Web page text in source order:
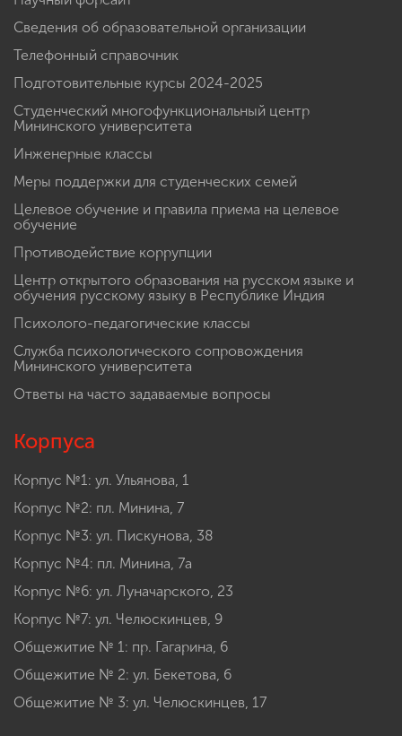
Сведения об образовательной организации
Телефонный справочник
Подготовительные курсы 2024-2025
Студенческий многофункциональный центр
Мининского университета
Инженерные классы
Меры поддержки для студенческих семей
Целевое обучение и правила приема на целевое
обучение
Противодействие коррупции
Центр открытого образования на русском языке и
обучения русскому языку в Республике Индия
Психолого-педагогические классы
Служба психологического сопровождения
Мининского университета
Ответы на часто задаваемые вопросы
Корпуса
Корпус №1: ул. Ульянова, 1
Корпус №2: пл. Минина, 7
Корпус №3: ул. Пискунова, 38
Корпус №4: пл. Минина, 7а
Корпус №6: ул. Луначарского, 23
Корпус №7: ул. Челюскинцев, 9
Общежитие № 1: пр. Гагарина, 6
Общежитие № 2: ул. Бекетова, 6
Общежитие № 3: ул. Челюскинцев, 17